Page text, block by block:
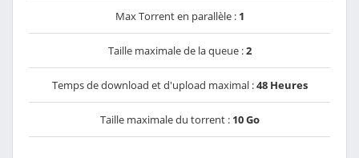
Max Torrent en parallèle : 1
Taille maximale de la queue :2
Temps de download et d'upload maximal :48 Heures
Taille maximale du torrent : 10 Go